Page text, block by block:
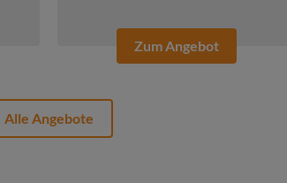
Zum Angebot
Alle Angebote